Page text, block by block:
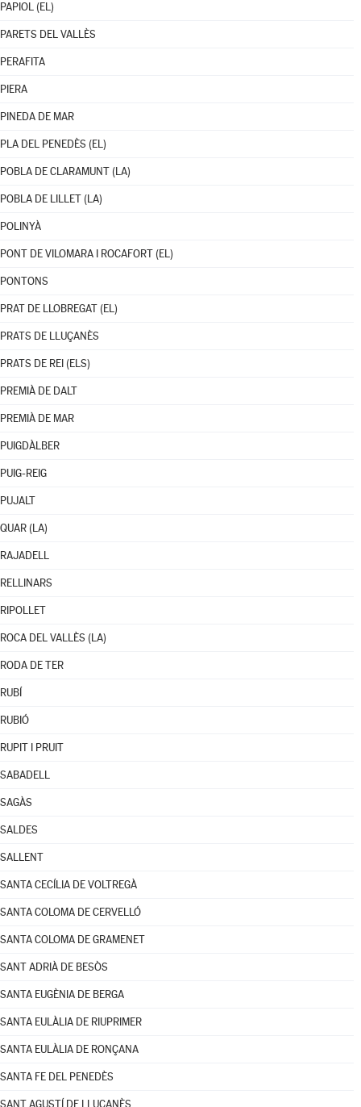
PAPIOL (EL)
PARETS DEL VALLÈS
PERAFITA
PIERA
PINEDA DE MAR
PLA DEL PENEDÈS (EL)
POBLA DE CLARAMUNT (LA)
POBLA DE LILLET (LA)
POLINYÀ
PONT DE VILOMARA I ROCAFORT (EL)
PONTONS
PRAT DE LLOBREGAT (EL)
PRATS DE LLUÇANÈS
PRATS DE REI (ELS)
PREMIÀ DE DALT
PREMIÀ DE MAR
PUIGDÀLBER
PUIG-REIG
PUJALT
QUAR (LA)
RAJADELL
RELLINARS
RIPOLLET
ROCA DEL VALLÈS (LA)
RODA DE TER
RUBÍ
RUBIÓ
RUPIT I PRUIT
SABADELL
SAGÀS
SALDES
SALLENT
SANTA CECÍLIA DE VOLTREGÀ
SANTA COLOMA DE CERVELLÓ
SANTA COLOMA DE GRAMENET
SANT ADRIÀ DE BESÒS
SANTA EUGÈNIA DE BERGA
SANTA EULÀLIA DE RIUPRIMER
SANTA EULÀLIA DE RONÇANA
SANTA FE DEL PENEDÈS
SANT AGUSTÍ DE LLUÇANÈS